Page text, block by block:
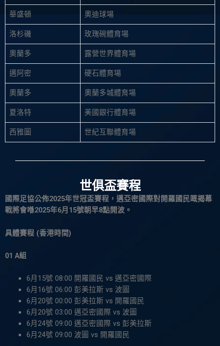
華盛頓 奧迪球場
洛杉磯 玫瑰碗體育場
奧蘭多 露營世界體育場
邁阿密 硬石體育場
奧蘭多 奧蘭多城體育場
夏洛特 美國銀行體育場
西雅圖 世紀互聯體育場
世俱盃賽程
國際足協公佈2025年世冠盃賽程，邁亞密國際對開羅國民嘅揭幕
戰將會喺2025年6月15號朝早8點開波。
具體賽程 (香港時間)
01 A組
6月15號 08:00 開羅國民 vs 邁亞密國際
6月16號 06:00 彭美拉斯 vs 波圖
6月20號 00:00 彭美拉斯 vs 開羅國民
6月20號 03:00 邁亞密國際 vs 波圖
6月24號 09:00 邁亞密國際 vs 彭美拉斯
6月24號 09:00 波圖 vs 開羅國民